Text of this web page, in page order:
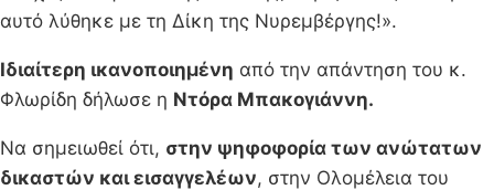
αυτό λύθηκε με τη Δίκη της Νυρεμβέργης!».
Ιδιαίτερη ικανοποιημένη από την απάντηση του κ.
Φλωρίδη δήλωσε η Ντόρα Μπακογιάννη.
Να σημειωθεί ότι, στην ψηφοφορία των ανώτατων
δικαστών και εισαγγελέων, στην Ολομέλεια του